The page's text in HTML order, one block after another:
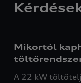
Mikortól
A 22 kW